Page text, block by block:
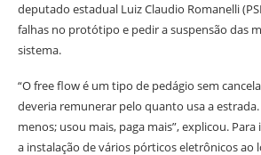
deputado estadual Luiz Claudio Romanelli
falhas no protótipo e pedir a suspensão das
sistema.
“O free flow é um tipo de pedágio sem
deveria remunerar pelo quanto usa a
menos; usou mais, paga mais”, explicou.
a instalação de vários pórticos eletrônicos ao